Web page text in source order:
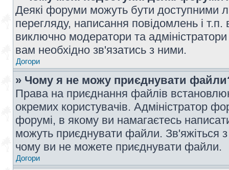
Деякі форуми можуть бути доступними
перегляду, написання повідомлень і
виключно модератори та
вам необхідно зв'язатись з ними.
Догори
» Чому я не можу приєднувати
Права на приєднання файлів
окремих користувачів. Адміністратор
форумі, в якому ви намагаєтесь
можуть приєднувати файли. Зв'яжіться
чому ви не можете приєднувати файли.
Догори